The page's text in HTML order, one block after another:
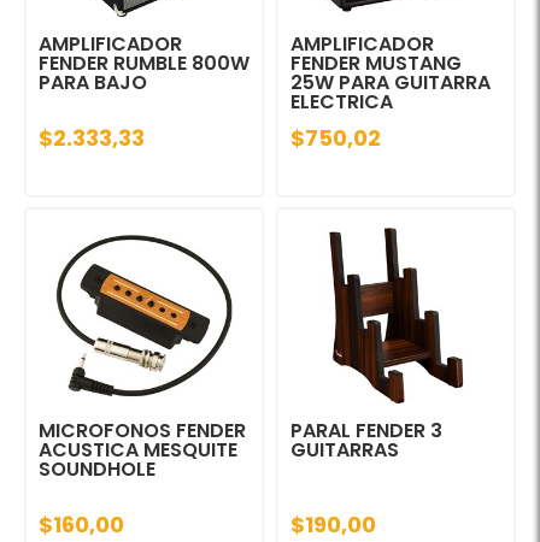
AMPLIFICADOR
FENDER RUMBLE 800W
PARA BAJO
$2.333,33
AMPLIFICADOR
FENDER MUSTANG
25W PARA GUITARRA
ELECTRICA
$750,02
MICROFONOS FENDER
ACUSTICA MESQUITE
SOUNDHOLE
$160,00
PARAL FENDER 3
GUITARRAS
$190,00